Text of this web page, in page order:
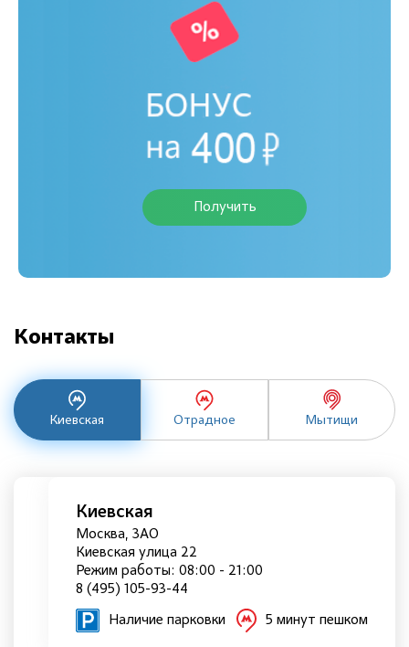
Получить
Контакты
Киевская Отрадное Мытищи
Киевская
Москва, ЗАО
Киевская улица 22
Режим работы: 08:00 - 21:00
8 (495) 105-93-44
Наличие парковки 5 минут пешком